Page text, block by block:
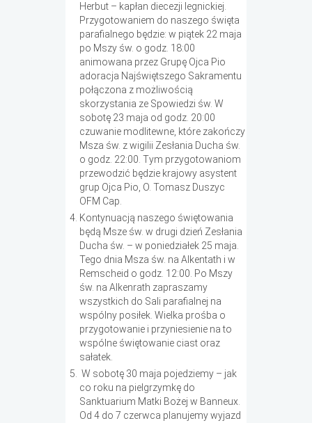
Herbut – kapłan diecezji legnickiej.
Przygotowaniem do naszego święta
parafialnego będzie: w piątek 22 maja
po Mszy św. o godz. 18:00
animowana przez Grupę Ojca Pio
adoracja Najświętszego Sakramentu
połączona z możliwością
skorzystania ze Spowiedzi św. W
sobotę 23 maja od godz. 20:00
czuwanie modlitewne, które zakończy
Msza św. z wigilii Zesłania Ducha św.
o godz. 22:00. Tym przygotowaniom
przewodzić będzie krajowy asystent
grup Ojca Pio, O. Tomasz Duszyc
OFM Cap.
Kontynuacją naszego świętowania
będą Msze św. w drugi dzień Zesłania
Ducha św. – w poniedziałek 25 maja.
Tego dnia Msza św. na Alkentath i w
Remscheid o godz. 12:00. Po Mszy
św. na Alkenrath zapraszamy
wszystkich do Sali parafialnej na
wspólny posiłek. Wielka prośba o
przygotowanie i przyniesienie na to
wspólne świętowanie ciast oraz
sałatek.
W sobotę 30 maja pojedziemy – jak
co roku na pielgrzymkę do
Sanktuarium Matki Bożej w Banneux.
Od 4 do 7 czerwca planujemy wyjazd